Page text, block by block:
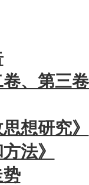
卷、第三
想研究》
法》